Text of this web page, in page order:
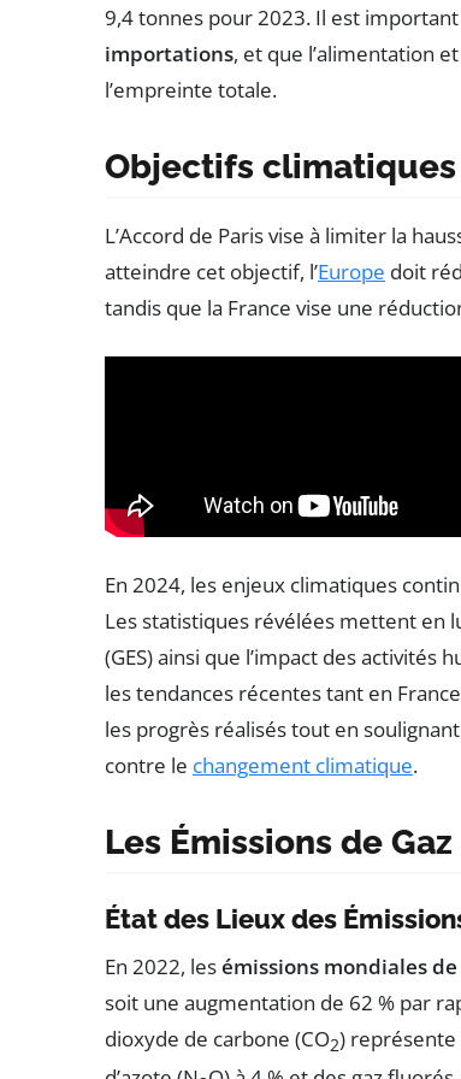
9,4 tonnes pour 2023. Il est
importations, et que l’alimentation
l’empreinte totale.
Objectifs climatiques
L’Accord de Paris vise à limiter la
atteindre cet objectif, l’Europe doit
tandis que la France vise une
En 2024, les enjeux climatiques
Les statistiques révélées mettent en
(GES) ainsi que l’impact des activités
les tendances récentes tant en
les progrès réalisés tout en
contre le changement climatique.
Les Émissions de
État des Lieux des
En 2022, lesémissions mondiales de
soit une augmentation de 62 % par
dioxyde de carbone (CO2) représente